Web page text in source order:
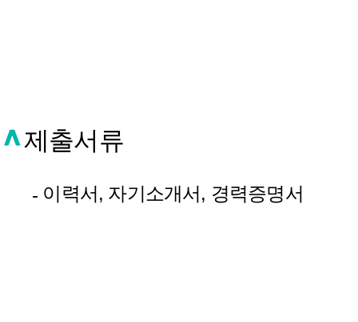
제출서류
- 이력서, 자기소개서, 경력증명서